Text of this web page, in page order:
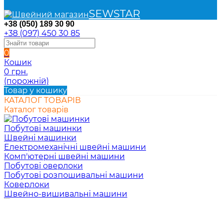
SEWSTAR
+38 (050) 189 30 90
+38 (097) 450 30 85
0
Кошик
0 грн.
(порожній)
Товар у кошику
КАТАЛОГ ТОВАРІВ
Каталог товарів
Побутові машинки
Швейні машинки
Електромеханічні швейні машини
Комп'ютерні швейні машини
Побутові оверлоки
Побутові розпошивальні машини
Коверлоки
Швейно-вишивальні машини